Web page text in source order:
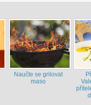
Naučte se grilovat
maso